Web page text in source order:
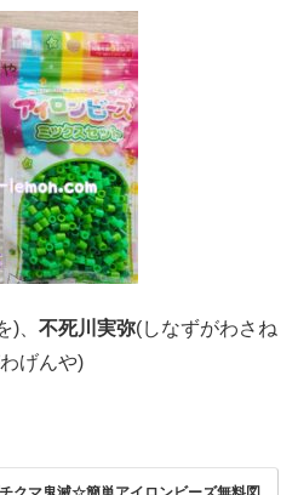
)、 不死川実弥(しなずがわさね
げんや)